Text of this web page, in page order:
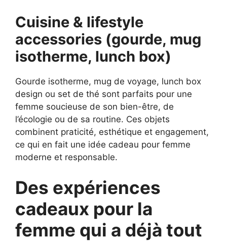
Cuisine & lifestyle
accessories (gourde, mug
isotherme, lunch box)
Gourde isotherme, mug de voyage, lunch box
design ou set de thé sont parfaits pour une
femme soucieuse de son bien-être, de
l’écologie ou de sa routine. Ces objets
combinent praticité, esthétique et engagement,
ce qui en fait une idée cadeau pour femme
moderne et responsable.
Des expériences
cadeaux pour la
femme qui a déjà tout